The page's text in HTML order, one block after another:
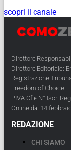
scopri il canale
Direttore
Direttore Editoriale:
Registrazione
Freedom of Choice -
PIVA Cf e N° Iscr.
Online dal 14
REDAZIONE
CHI SIAMO